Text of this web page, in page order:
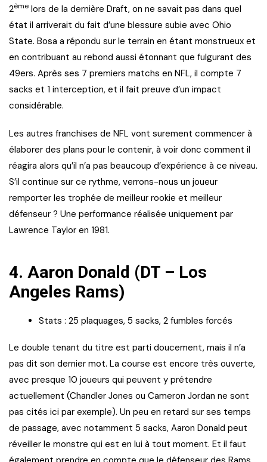
2ème lors de la dernière Draft, on ne savait pas dans quel
état il arriverait du fait d’une blessure subie avec Ohio
State. Bosa a répondu sur le terrain en étant monstrueux et
en contribuant au rebond aussi étonnant que fulgurant des
49ers. Après ses 7 premiers matchs en NFL, il compte 7
sacks et 1 interception, et il fait preuve d’un impact
considérable.
Les autres franchises de NFL vont surement commencer à
élaborer des plans pour le contenir, à voir donc comment il
réagira alors qu’il n’a pas beaucoup d’expérience à ce niveau.
S’il continue sur ce rythme, verrons-nous un joueur
remporter les trophée de meilleur rookie et meilleur
défenseur ? Une performance réalisée uniquement par
Lawrence Taylor en 1981.
4. Aaron Donald (DT – Los
Angeles Rams)
Stats : 25 plaquages, 5 sacks, 2 fumbles forcés
Le double tenant du titre est parti doucement, mais il n’a
pas dit son dernier mot. La course est encore très ouverte,
avec presque 10 joueurs qui peuvent y prétendre
actuellement (Chandler Jones ou Cameron Jordan ne sont
pas cités ici par exemple). Un peu en retard sur ses temps
de passage, avec notamment 5 sacks, Aaron Donald peut
réveiller le monstre qui est en lui à tout moment. Et il faut